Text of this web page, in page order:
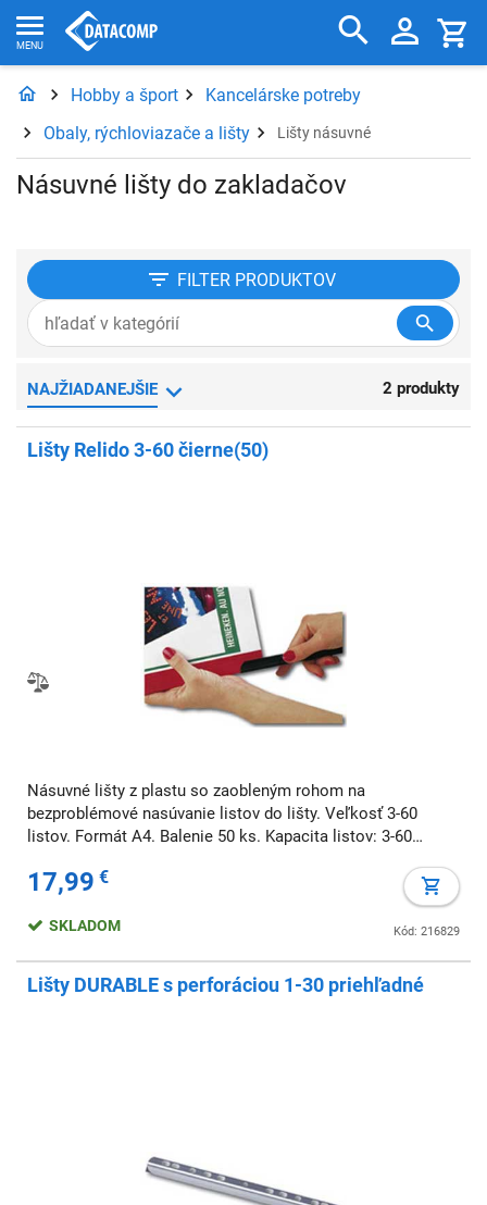
Hobby a šport
Kancelárske potreby
Obaly, rýchloviazače a lišty
Lišty násuvné
Násuvné lišty do zakladačov
FILTER PRODUKTOV
NAJŽIADANEJŠIE 2 produkty
Lišty Relido 3-60 čierne(50)
Násuvné lišty z plastu so zaobleným rohom na
bezproblémové nasúvanie listov do lišty. Veľkosť 3-60
listov. Formát A4. Balenie 50 ks. Kapacita listov: 3-60
17,99 €
Kód: 216829
SKLADOM
Lišty DURABLE s perforáciou 1-30 priehľadné